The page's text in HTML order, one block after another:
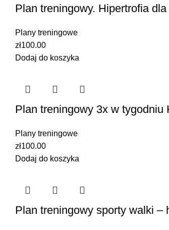
Plan treningowy. Hipertrofia
Plany treningowe
zł100.00
Dodaj do koszyka
Plan treningowy 3x w
Plany treningowe
zł100.00
Dodaj do koszyka
Plan treningowy sporty walki –